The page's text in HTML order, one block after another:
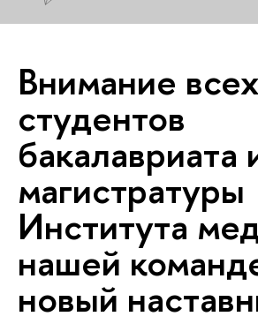
Внимание всех
студентов
бакалавриата
магистратуры
Института
нашей
новый